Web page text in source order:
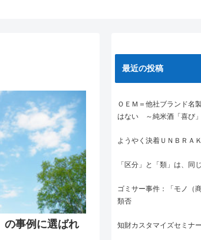
の事例に選ばれ
最近の投稿
ＯＥＭ＝他社ブランド名
はない ～純米酒「喜び
ようやく決着ＵＮＢＲＡ
「区分」と「類」は、同
ゴミサー事件：「モノ（
類否
知財カスタマイズセミナー